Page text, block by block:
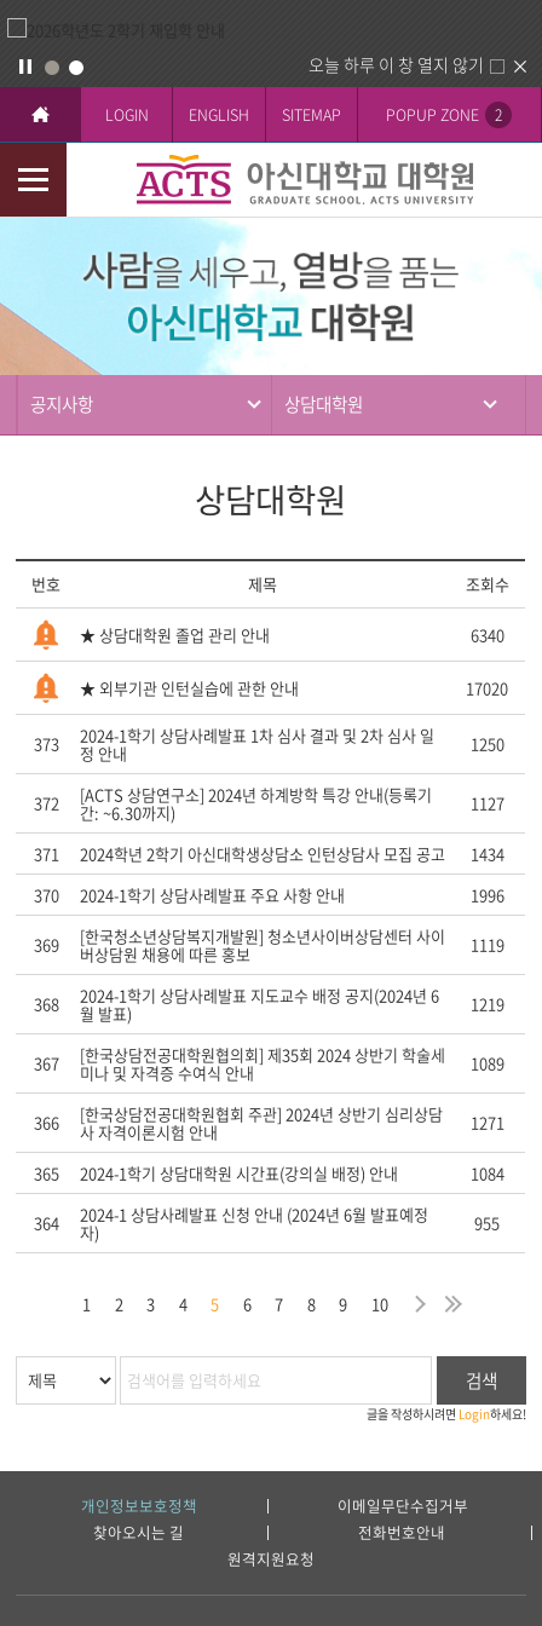
오늘 하루 이 창 열지 않기
LOGIN ENGLISH SITEMAP POPUP ZONE 2
모
바
티
공지사항 상담대학원
상담대학원
번호 제목 조회수
★ 상담대학원 졸업 관리 안내 6340
★ 외부기관 인턴실습에 관한 안내 17020
373 2024-1학기 상담사례발표 1차 심사 결과 및 2차 심사 일
정 안내 1250
372 [ACTS 상담연구소] 2024년 하계방학 특강 안내(등록기
간: ~6.30까지) 1127
371 2024학년 2학기 아신대학생상담소 인턴상담사 모집 공고
1434
370
2024-1학기 상담사례발표 주요 사항 안내 1996
369 [한국청소년상담복지개발원] 청소년사이버상담센터 사이
버상담원 채용에 따른 홍보 1119
368 2024-1학기 상담사례발표 지도교수 배정 공지(2024년 6
월 발표) 1219
367 [한국상담전공대학원협의회] 제35회 2024 상반기 학술세
미나 및 자격증 수여식 안내 1089
366 [한국상담전공대학원협회 주관] 2024년 상반기 심리상담
사 자격이론시험 안내 1271
365 2024-1학기 상담대학원 시간표(강의실 배정) 안내 1084
364 2024-1 상담사례발표 신청 안내 (2024년 6월 발표예정
자) 955
1 2 3 4 5 6 7 8 9 10 다 마
검색
글을 작성하시려면 Login하세요!
개인정보보호정책
이메일무단수집거부
찾아오시는 길
전화번호안내
원격지원요청